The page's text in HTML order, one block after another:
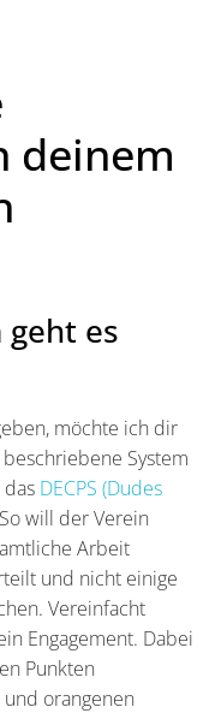
deinem
geht es
möchte ich dir
System
das DECPS (Dudes
will der Verein
Arbeit
und nicht einige
Vereinfacht
Engagement. Dabei
Punkten
und orangenen